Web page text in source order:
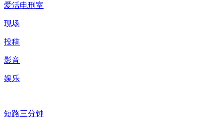
爱活电刑室
现场
投稿
影音
娱乐
短路三分钟